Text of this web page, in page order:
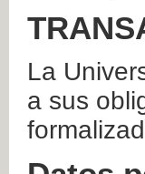
La
a sus